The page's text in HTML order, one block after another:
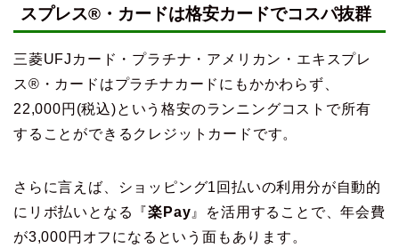
スプレス®・カードは格安カードでコスパ抜群
三菱UFJカード・プラチナ・アメリカン・エキスプレ
ス®・カードはプラチナカードにもかかわらず、
22,000円(税込)という格安のランニングコストで所有
することができるクレジットカードです。
さらに言えば、ショッピング1回払いの利用分が自動的
にリボ払いとなる『楽Pay 』を活用することで、年会費
が3,000円オフになるという面もあります。